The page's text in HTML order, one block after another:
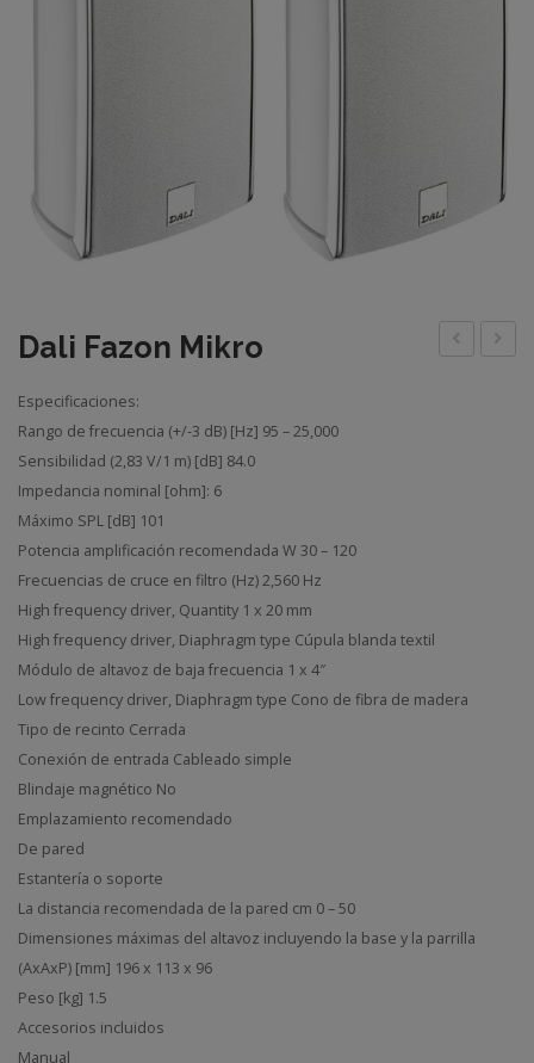
Dali Fazon Mikro
Especificaciones:
Rango de frecuencia (+/-3 dB) [Hz] 95 – 25,000
Sensibilidad (2,83 V/1 m) [dB] 84.0
Impedancia nominal [ohm]: 6
Máximo SPL [dB] 101
Potencia amplificación recomendada W 30 – 120
Frecuencias de cruce en filtro (Hz) 2,560 Hz
High frequency driver, Quantity 1 x 20 mm
High frequency driver, Diaphragm type Cúpula blanda textil
Módulo de altavoz de baja frecuencia 1 x 4″
Low frequency driver, Diaphragm type Cono de fibra de madera
Tipo de recinto Cerrada
Conexión de entrada Cableado simple
Blindaje magnético No
Emplazamiento recomendado
De pared
Estantería o soporte
La distancia recomendada de la pared cm 0 – 50
Dimensiones máximas del altavoz incluyendo la base y la parrilla
(AxAxP) [mm] 196 x 113 x 96
Peso [kg] 1.5
Accesorios incluidos
Manual